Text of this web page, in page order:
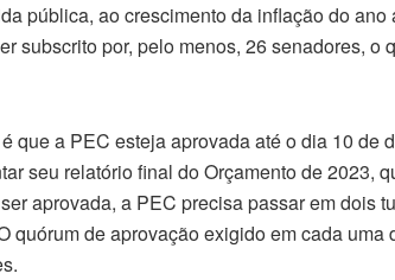
pública, ao crescimento da inflação do ano
subscrito por, pelo menos, 26 senadores, o
que a PEC esteja aprovada até o dia 10 de
seu relatório final do Orçamento de 2023,
aprovada, a PEC precisa passar em dois
quórum de aprovação exigido em cada uma